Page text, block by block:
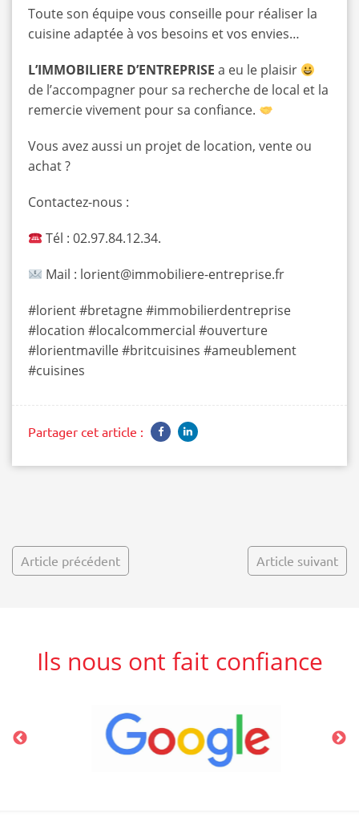
Toute son équipe vous conseille pour réaliser la
cuisine adaptée à vos besoins et vos envies…
L’IMMOBILIERE D’ENTREPRISE a eu le plaisir
de l’accompagner pour sa recherche de local et la
remercie vivement pour sa confiance.
Vous avez aussi un projet de location, vente ou
achat ?
Contactez-nous :
Tél : 02.97.84.12.34.
Mail : lorient@immobiliere-entreprise.fr
#lorient #bretagne #immobilierdentreprise
#location #localcommercial #ouverture
#lorientmaville #britcuisines #ameublement
#cuisines
Partager cet article :
Article précédent Article suivant
Ils nous ont fait confiance